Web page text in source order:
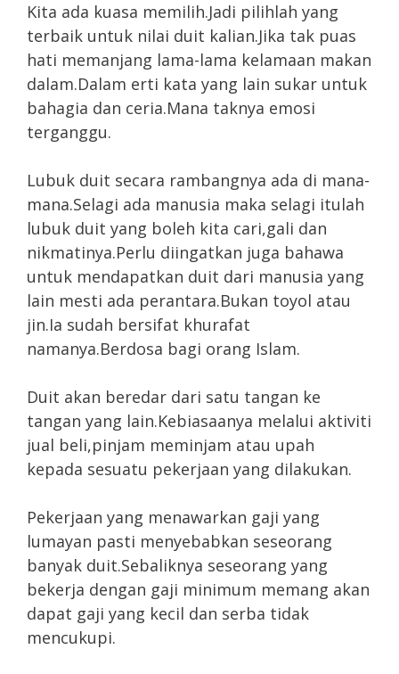
Kita ada kuasa memilih.Jadi pilihlah yang
terbaik untuk nilai duit kalian.Jika tak puas
hati memanjang lama-lama kelamaan makan
dalam.Dalam erti kata yang lain sukar untuk
bahagia dan ceria.Mana taknya emosi
terganggu.
Lubuk duit secara rambangnya ada di mana-
mana.Selagi ada manusia maka selagi itulah
lubuk duit yang boleh kita cari,gali dan
nikmatinya.Perlu diingatkan juga bahawa
untuk mendapatkan duit dari manusia yang
lain mesti ada perantara.Bukan toyol atau
jin.Ia sudah bersifat khurafat
namanya.Berdosa bagi orang Islam.
Duit akan beredar dari satu tangan ke
tangan yang lain.Kebiasaanya melalui aktiviti
jual beli,pinjam meminjam atau upah
kepada sesuatu pekerjaan yang dilakukan.
Pekerjaan yang menawarkan gaji yang
lumayan pasti menyebabkan seseorang
banyak duit.Sebaliknya seseorang yang
bekerja dengan gaji minimum memang akan
dapat gaji yang kecil dan serba tidak
mencukupi.